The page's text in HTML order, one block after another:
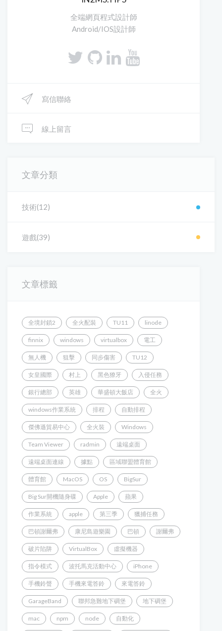
全端網頁程式設計師
Android/IOS設計師
寫信聯絡
線上留言
文章分類
技術(12)
遊戲(39)
文章標籤
全境封鎖2 全火配裝 TU11 linode
finnix windows virtualbox 電工
無人機 狙擊 同步傷害 TU12
女皇國際 村上 黑色獠牙 入侵任務
銀行總部 英雄 華盛頓大飯店 全火
windows作業系統 排程 自動排程
傑佛遜貿易中心 全火裝 Windows
Team Viewer radmin 遠端桌面
遠端桌面連線 據點 區域聯盟體育館
體育館 MacOS OS BigSur
Big Sur開機隨身碟 Apple 蘋果
作業系統 apple 第三季 獵捕任務
巴頓謝爾弗 康尼島遊樂園 巴頓 謝爾弗
破片陷阱 VirtualBox 虛擬機器
指令模式 波托馬克活動中心 iPhone
手機鈴聲 手機來電答鈴 來電答鈴
GarageBand 聯邦急難地下碉堡 地下碉堡
mac npm node 自動化